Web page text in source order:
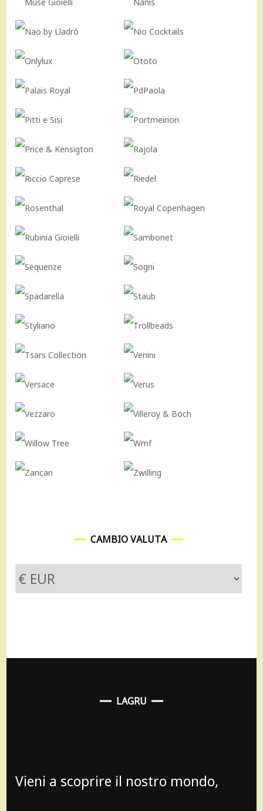
CAMBIO VALUTA
LAGRU
Vieni a scoprire il nostro mondo,